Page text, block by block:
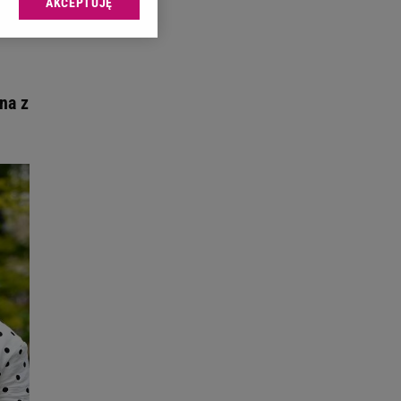
z
sp. z o.o., jej
celów identyfikacji.
reklam i treści,